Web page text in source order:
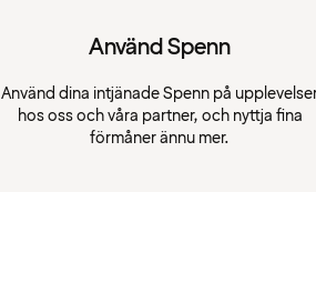
Använd Spenn
Använd dina intjänade Spenn på
hos oss och våra partner, och nyttja fina
förmåner ännu mer.